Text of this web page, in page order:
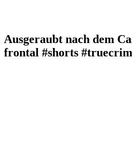
Ausgeraubt nach dem
frontal #shorts